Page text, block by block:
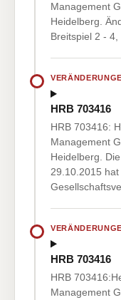
Management
Heidelberg.
Breitspiel 2 -
HRB 703416
HRB 703416:
Management
Heidelberg.
29.10.2015
HRB 703416
HRB
Management